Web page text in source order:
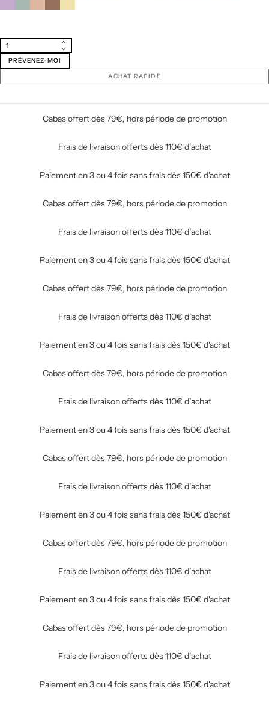
Quantité
Diminuer
quantité
Dreamy
Twilight
x
Augmenter
la
Bobines
x
PRÉVENEZ-MOI
ACHAT RAPIDE
Cabas offert dès 79€, hors période de promotion
Frais de livraison offerts dès 110€ d’achat
Paiement en 3 ou 4 fois sans frais dès 150€ d'achat
Cabas offert dès 79€, hors période de promotion
Frais de livraison offerts dès 110€ d’achat
Paiement en 3 ou 4 fois sans frais dès 150€ d'achat
Cabas offert dès 79€, hors période de promotion
Frais de livraison offerts dès 110€ d’achat
Paiement en 3 ou 4 fois sans frais dès 150€ d'achat
Cabas offert dès 79€, hors période de promotion
Frais de livraison offerts dès 110€ d’achat
Paiement en 3 ou 4 fois sans frais dès 150€ d'achat
Cabas offert dès 79€, hors période de promotion
Frais de livraison offerts dès 110€ d’achat
Paiement en 3 ou 4 fois sans frais dès 150€ d'achat
Cabas offert dès 79€, hors période de promotion
Frais de livraison offerts dès 110€ d’achat
Paiement en 3 ou 4 fois sans frais dès 150€ d'achat
Cabas offert dès 79€, hors période de promotion
Frais de livraison offerts dès 110€ d’achat
Paiement en 3 ou 4 fois sans frais dès 150€ d'achat